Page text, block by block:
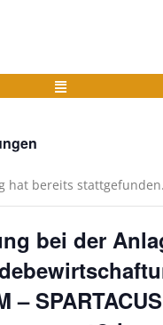
Menü
hat bereits stattgefunden.
bei der
– SPARTACUS